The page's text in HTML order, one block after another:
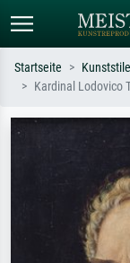
Suchen Sie nach
oder Stilen – z.B.
Sternennacht,
Hokusai,
Startseite Kunststile
Kardinal Lodovico